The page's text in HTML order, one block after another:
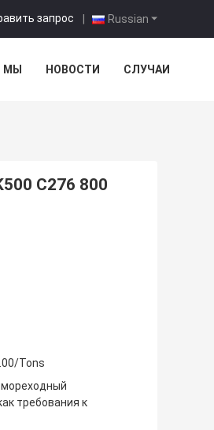
Russian
запрос |
МЫ НОВОСТИ СЛУЧАИ
C276 800
Tons
требования к